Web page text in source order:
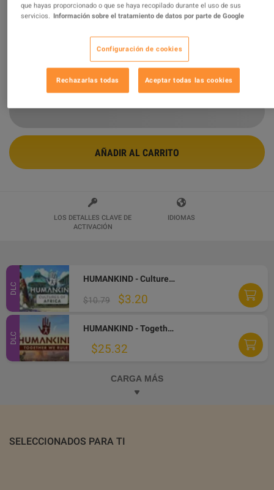
Vendido por MGG Studio
96.38% de 413014 evaluaciones son excelentes!
5 MÁS OFERTAS DISPONIBLES A PARTIR DE
AÑADIR AL CARRITO
LOS DETALLES CLAVE DE
ACTIVACIÓN
IDIOMAS
DLC
HUMANKIND - Cultures of Africa DLC Steam CD Key
$10.79 $3.20
DLC
HUMANKIND - Together We Rule Expansion Pack DLC Steam Altergift
$25.32
CARGA MÁS
SELECCIONADOS PARA TI
que hayas proporcionado o que se haya recopilado durante el uso de sus
servicios. Información sobre el tratamiento de datos por parte de Google
Configuración de cookies
Rechazarlas todas Aceptar todas las cookies